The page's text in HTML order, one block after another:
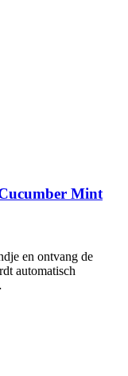
Mint
en ontvang de
automatisch